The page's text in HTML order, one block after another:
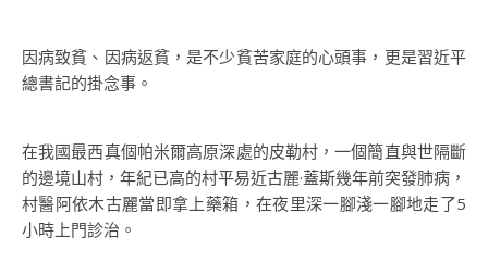
因病致貧、因病返貧，是不少貧苦家庭的心頭事，更是習近平
總書記的掛念事。
在我國最西真個帕米爾高原深處的皮勒村，一個簡直與世隔斷
的邊境山村，年紀已高的村平易近古麗·蓋斯幾年前突發肺病，
村醫阿依木古麗當即拿上藥箱，在夜里深一腳淺一腳地走了5
小時上門診治。